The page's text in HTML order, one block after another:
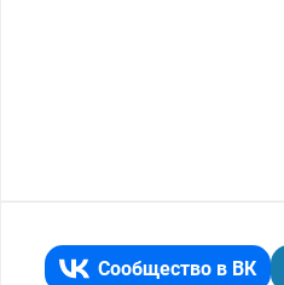
Сообщество в ВК